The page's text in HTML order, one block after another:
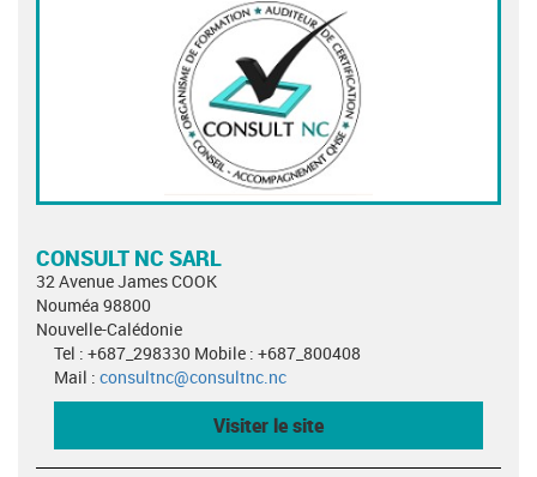
CONSULT NC SARL
32 Avenue James COOK
Nouméa 98800
Nouvelle-Calédonie
Tel : +687_298330 Mobile : +687_800408
Mail : consultnc@consultnc.nc
Visiter le site